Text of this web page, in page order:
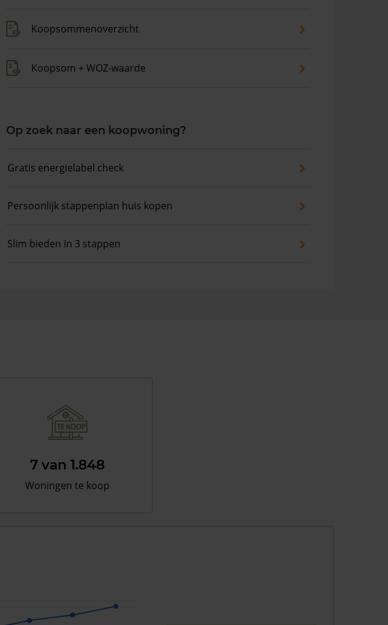
Koopsommenoverzicht
Koopsom + WOZ-waarde
Op zoek naar een koopwoning?
Gratis energielabel check
Persoonlijk stappenplan huis kopen
Slim bieden in 3 stappen
7 van 1.848
Woningen te koop